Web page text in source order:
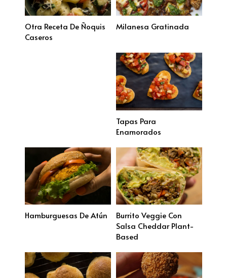
Otra Receta De Ñoquis
Caseros
Milanesa Gratinada
Tapas Para
Enamorados
Hamburguesas De Atún
Burrito Veggie Con
Salsa Cheddar Plant-
Based